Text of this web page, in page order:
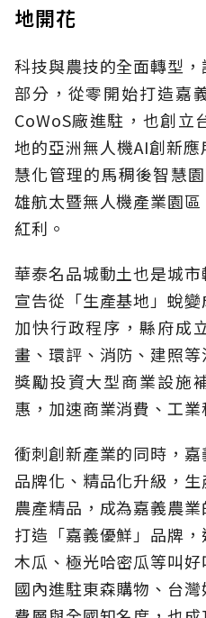
地開花
科技與農技的全面轉型
部分，從零開始打造嘉
CoWoS廠進駐，也創立
地的亞洲無人機AI創新
慧化管理的馬稠後智慧
雄航太暨無人機產業園
紅利。
華泰名品城動土也是城
宣告從「生產基地」蛻
加快行政程序，縣府成
畫、環評、消防、建照
獎勵投資大型商業設施
惠，加速商業消費、工業
衝刺創新產業的同時，
品牌化、精品化升級，
農產精品，成為嘉義農
打造「嘉義優鮮」品牌
木瓜、極光哈密瓜等叫
國內進駐東森購物、台